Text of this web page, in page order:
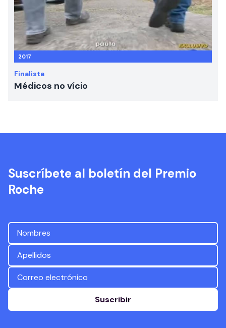
2017
Finalista
Médicos no vício
Suscríbete al boletín del Premio
Roche
Suscribir